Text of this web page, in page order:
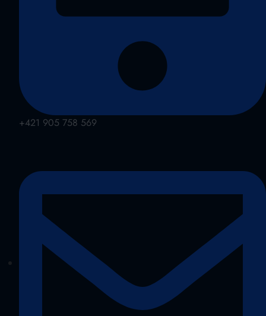
+421 905 758 569